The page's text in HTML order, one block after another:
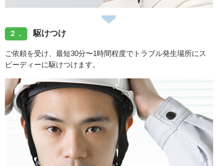
２． 駆けつけ
ご依頼を受け、最短30分〜1時間程度でトラブル発生場所にス
ピーディーに駆けつけます。